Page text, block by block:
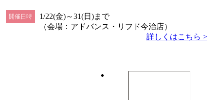
開催日時
1/22(金)～31(日)まで
（会場：アドバンス・リフド今治店）
詳しくはこちら >